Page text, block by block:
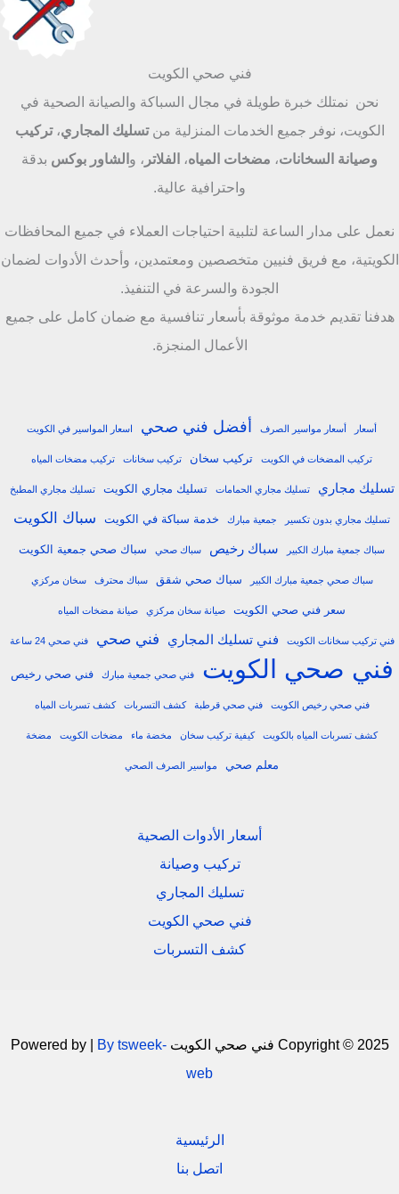
فني صحي الكويت
نحن نمتلك خبرة طويلة في مجال السباكة والصيانة الصحية في
الكويت، نوفر جميع الخدمات المنزلية منتسليك المجاري،تركيب
وصيانة السخانات، مضخات المياه، الفلاتر ، و الشاور بوكس بدقة
واحترافية عالية.
نعمل على مدار الساعة لتلبية احتياجات العملاء في جميع المحافظات
الكويتية، مع فريق فنيين متخصصين ومعتمدين، وأحدث الأدوات لضمان
الجودة والسرعة في التنفيذ.
هدفنا تقديم خدمة موثوقة بأسعار تنافسية مع ضمان كامل على جميع
الأعمال المنجزة.
أسعار أسعار مواسير الصرف أفضل فني صحي اسعار المواسير في الكويت
تركيب المضخات في الكويت تركيب سخان تركيب سخانات تركيب مضخات المياه
تسليك مجاري تسليك مجاري الحمامات تسليك مجاري الكويت تسليك مجاري المطبخ
تسليك مجاري بدون تكسير جمعية مبارك خدمة سباكة في الكويت سباك الكويت
سباك جمعية مبارك الكبير سباك رخيص سباك صحي سباك صحي جمعية الكويت
سباك صحي جمعية مبارك الكبير سباك صحي شقق سباك محترف سخان مركزي
سعر فني صحي الكويت صيانة سخان مركزي صيانة مضخات المياه
فني تركيب سخانات الكويت فني تسليك المجاري فني صحي فني صحي 24 ساعة
فني صحي الكويت فني صحي جمعية مبارك فني صحي رخيص
فني صحي رخيص الكويت فني صحي قرطبة كشف التسربات كشف تسربات المياه
كشف تسربات المياه بالكويت كيفية تركيب سخان مخضة ماء مضخات الكويت مضخة
معلم صحي مواسير الصرف الصحي
أسعار الأدوات الصحية
تركيب وصيانة
تسليك المجاري
فني صحي الكويت
كشف التسربات
Copyright © 2025 فني صحي الكويت Powered by |
By tsweek-
web
الرئيسية
اتصل بنا